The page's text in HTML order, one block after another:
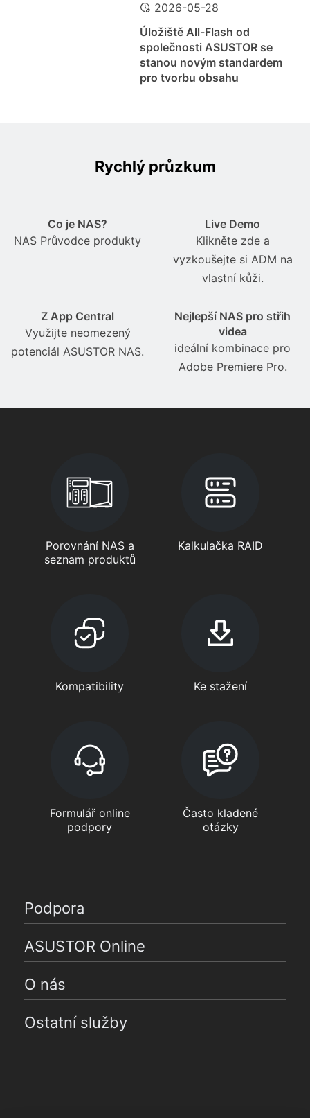
2026-05-28
Úložiště All-Flash od
společnosti ASUSTOR se
stanou novým standardem
pro tvorbu obsahu
Rychlý průzkum
Co je NAS?
NAS Průvodce produkty
Live Demo
Klikněte zde a
vyzkoušejte si ADM na
vlastní kůži.
Z App Central
Využijte neomezený
potenciál ASUSTOR NAS.
Nejlepší NAS pro střih
videa
ideální kombinace pro
Adobe Premiere Pro.
Porovnání NAS a
seznam produktů
Kalkulačka RAID
Kompatibility Ke stažení
Formulář online
podpory
Často kladené
otázky
Podpora
ASUSTOR Online
O nás
Ostatní služby